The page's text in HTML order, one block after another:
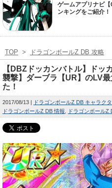
ゲームアプリナビ
ンキングをご紹介！
TOP > ドラゴンボールZ DB 攻略
【DBZドッカンバトル】ドッ
襲撃】ダーブラ【UR】のLV
た！
2017/08/13 ドラゴンボールZ DB キャラク
ドラゴンボールZ DB 情報
ドラゴンボールZ